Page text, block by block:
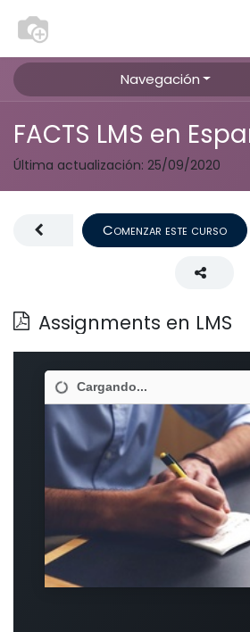
Navegación
FACTS LMS en
Última actualización: 25/09/2020
Assignments en LMS
Comenzar este curso